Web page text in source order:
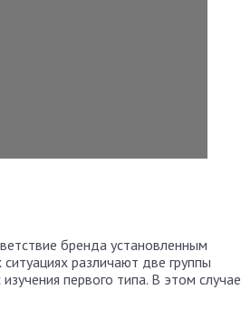
бренда установленным
различают две группы
первого типа. В этом случае